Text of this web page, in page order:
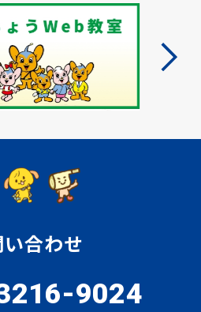
合わせ
9024